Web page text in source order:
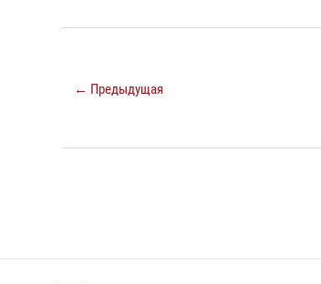
← Предыдущая